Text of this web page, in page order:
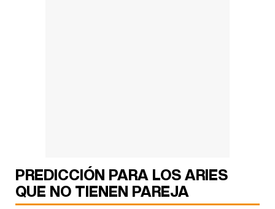
PREDICCIÓN PARA LOS ARIES
QUE NO TIENEN PAREJA